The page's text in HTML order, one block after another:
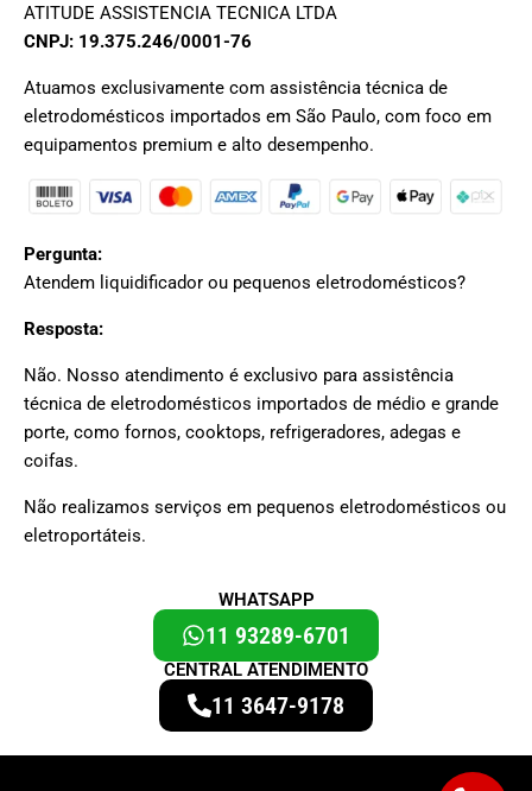
ATITUDE ASSISTENCIA TECNICA LTDA
CNPJ: 19.375.246/0001-76
Atuamos exclusivamente com assistência técnica de
eletrodomésticos importados em São Paulo, com foco em
equipamentos premium e alto desempenho.
Pergunta:
Atendem liquidificador ou pequenos eletrodomésticos?
Resposta:
Não. Nosso atendimento é exclusivo para assistência
técnica de eletrodomésticos importados de médio e grande
porte, como fornos, cooktops, refrigeradores, adegas e
coifas.
Não realizamos serviços em pequenos eletrodomésticos ou
eletroportáteis.
WHATSAPP
11 93289-6701
CENTRAL ATENDIMENTO
11 3647-9178